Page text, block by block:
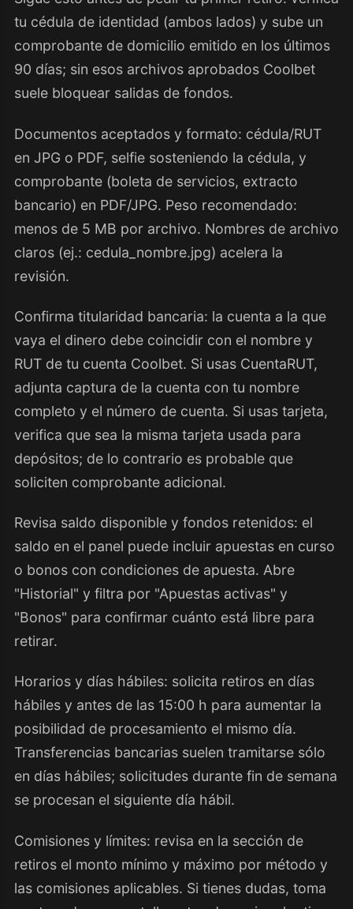
tu cédula de identidad (ambos lados) y sube un
comprobante de domicilio emitido en los últimos
90 días; sin esos archivos aprobados Coolbet
suele bloquear salidas de fondos.
Documentos aceptados y formato: cédula/RUT
en JPG o PDF, selfie sosteniendo la cédula, y
comprobante (boleta de servicios, extracto
bancario) en PDF/JPG. Peso recomendado:
menos de 5 MB por archivo. Nombres de archivo
claros (ej.: cedula_nombre.jpg) acelera la
revisión.
Confirma titularidad bancaria: la cuenta a la que
vaya el dinero debe coincidir con el nombre y
RUT de tu cuenta Coolbet. Si usas CuentaRUT,
adjunta captura de la cuenta con tu nombre
completo y el número de cuenta. Si usas tarjeta,
verifica que sea la misma tarjeta usada para
depósitos; de lo contrario es probable que
soliciten comprobante adicional.
Revisa saldo disponible y fondos retenidos: el
saldo en el panel puede incluir apuestas en curso
o bonos con condiciones de apuesta. Abre
"Historial" y filtra por "Apuestas activas" y
"Bonos" para confirmar cuánto está libre para
retirar.
Horarios y días hábiles: solicita retiros en días
hábiles y antes de las 15:00 h para aumentar la
posibilidad de procesamiento el mismo día.
Transferencias bancarias suelen tramitarse sólo
en días hábiles; solicitudes durante fin de semana
se procesan el siguiente día hábil.
Comisiones y límites: revisa en la sección de
retiros el monto mínimo y máximo por método y
las comisiones aplicables. Si tienes dudas, toma